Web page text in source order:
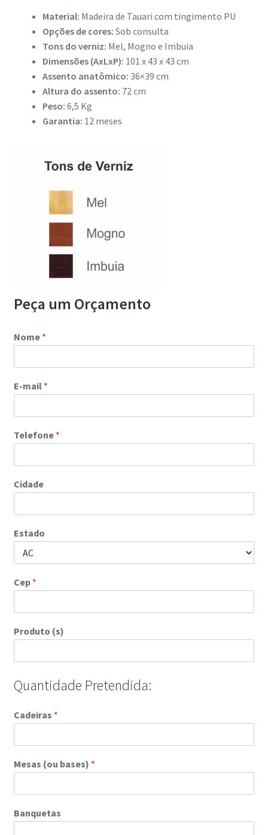
Material: Madeira de Tauari com tingimento PU
Opções de cores: Sob consulta
Tons do verniz: Mel, Mogno e Imbuia
Dimensões (AxLxP): 101 x 43 x 43 cm
Assento anatômico: 36×39 cm
Altura do assento: 72 cm
Peso: 6,5 Kg
Garantia: 12 meses
Peça um Orçamento
Nome *
E-mail *
Telefone *
Cidade
Estado
Cep *
Produto (s)
Quantidade Pretendida:
Cadeiras *
Mesas (ou bases) *
Banquetas